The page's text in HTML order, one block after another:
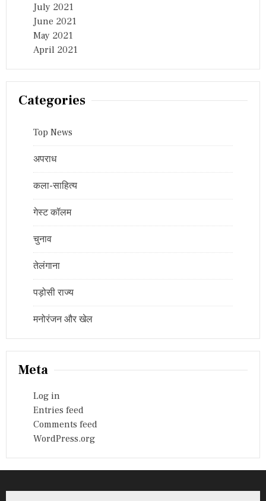
July 2021
June 2021
May 2021
April 2021
Categories
Top News
अपराध
कला-साहित्य
गेस्ट कॉलम
चुनाव
तेलंगाना
पड़ोसी राज्य
मनोरंजन और खेल
Meta
Log in
Entries feed
Comments feed
WordPress.org